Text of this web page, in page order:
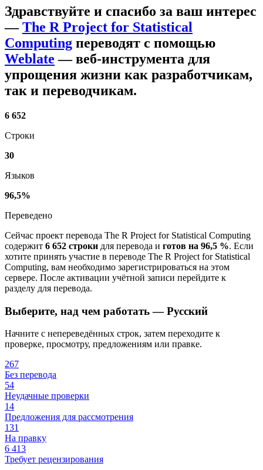
Здравствуйте и спасибо за ваш интерес
—The R Project for Statistical
Computing переводят с помощью
Weblate — веб-инструмента для
упрощения жизни как разработчикам,
так и переводчикам.
6 652
Строки
30
Языков
96,5%
Переведено
Сейчас проект перевода The R Project for Statistical Computing
содержит 6 652 строки для перевода и готов на 96,5 %. Если
хотите принять участие в переводе The R Project for Statistical
Computing, вам необходимо зарегистрироваться на этом
сервере. После активации учётной записи перейдите к
разделу для перевода.
Выберите, над чем работать — Русский
Начните с непереведённых строк, затем переходите к
проверке, просмотру, предложениям или правке.
267
Без перевода
54
Неудачные проверки
14
Предложения для рассмотрения
131
На правку
6 413
Требует рецензирования